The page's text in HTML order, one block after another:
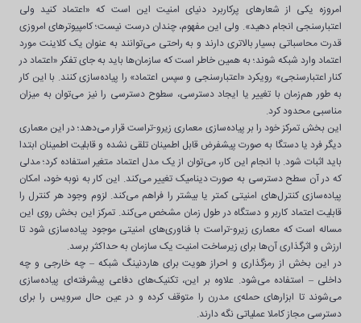
امروزه یکی از شعارهای پرکاربرد دنیای امنیت این است که «اعتماد کنید ولی
اعتبارسنجی انجام دهید». ولی این مفهوم، چندان درست نیست؛ کامپیوترهای امروزی
قدرت محاسباتی بسیار بالاتری دارند و به راحتی می‌توانند به عنوان یک کلاینت مورد
اعتماد وارد شبکه شوند؛ به همین خاطر است که سازمان‌ها باید به جای تفکر «اعتماد در
کنار اعتبارسنجی» رویکرد «اعتبارسنجی و سپس اعتماد» را پیاده‌سازی کنند. با این کار
به طور هم‌زمان با تغییر یا ایجاد دسترسی، سطوح دسترسی را نیز می‌توان به میزان
مناسبی محدود کرد.
این بخش تمرکز خود را بر پیاده‌سازی معماری زیرو-تراست قرار می‌دهد؛ در این معماری
دیگر فرد یا دستگا به صورت پیشفرض قابل اطمینان تلقی نشده و قابلیت اطمینان ابتدا
باید اثبات شود. با انجام این کار، می‌توان از یک مدل اعتماد متغیر استفاده کرد؛ مدلی
که در آن سطح دسترسی به صورت دینامیک تغییر می‌کند. این کار به نوبه خود، امکان
پیاده‌سازی کنترل‌های امنیتی کمتر یا بیشتر را فراهم می‌کند. لزوم وجود هر کنترل را
قابلیت اعتماد کاربر و دستگاه در طول زمان مشخص می‌کند. تمرکز این بخش روی این
مساله است که معماری زیرو-تراست با فناوری‌های امنیتی موجود پیاده‌سازی شود تا
ارزش و اثرگذاری آن‌ها برای زیرساخت امنیت یک سازمان به حداکثر برسد.
در این بخش از رمزگذاری و احراز هویت برای هاردنینگ شبکه – چه خارجی و چه
داخلی – استفاده می‌شود. علاوه بر این، تکنیک‌های دفاعی پیشرفته‌ای پیاده‌سازی
می‌شوند تا ابزارهای حمله‌ی مدرن را متوقف کرده و در عین حال سرویس را برای
دسترسی مجاز کاملا عملیاتی نگه دارند.